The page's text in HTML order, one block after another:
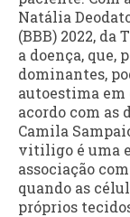
Natália
(BBB) 2022, da
a doença, que,
dominantes,
autoestima em
acordo com as
Camila
vitiligo é uma
associação
quando as
próprios